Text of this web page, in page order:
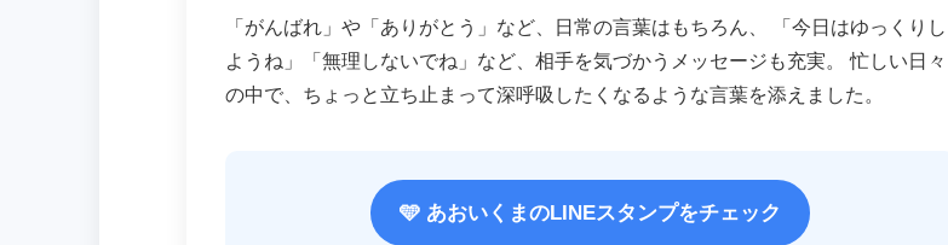
「がんばれ」や「ありがとう」など、日常の言葉はもちろん、 「今日はゆっくりし
ようね」「無理しないでね」など、相手を気づかうメッセージも充実。 忙しい日々
の中で、ちょっと立ち止まって深呼吸したくなるような言葉を添えました。
🩵 あおいくまのLINEスタンプをチェック